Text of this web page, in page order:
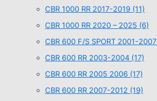
CBR 1000 RR 2017-2019 (11)
CBR 1000 RR 2020 – 2025 (6)
CBR 600 F/S SPORT 2001-2007
CBR 600 RR 2003-2004 (17)
CBR 600 RR 2005 2006 (17)
CBR 600 RR 2007-2012 (19)